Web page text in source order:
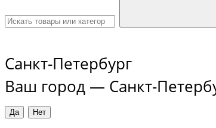
Санкт-Петербург
Ваш город — Санкт-